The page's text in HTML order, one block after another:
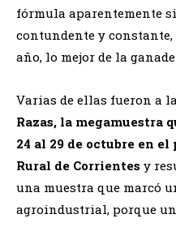
fórmula aparentemente
contundente y constante,
año, lo mejor de la
Varias de ellas fueron a la
Razas, la megamuestra
24 al 29 de octubre en
Rural de Corrientes y
una muestra que marcó
agroindustrial, porque